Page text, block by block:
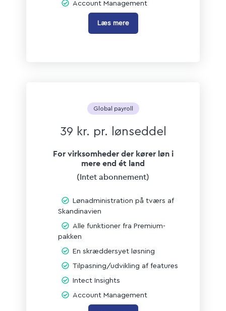
Account Management
Læs mere
Global payroll
39 kr. pr. lønseddel
For virksomheder der kører løn i
mere end ét land
(Intetabonnement)
Lønadministration på tværs af
Skandinavien
Alle funktioner fra Premium-
pakken
En skræddersyet løsning
Tilpasning/udvikling af features
Intect Insights
Account Management